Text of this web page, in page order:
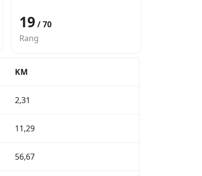
19 / 70
Rang
KM
2,31
11,29
56,67